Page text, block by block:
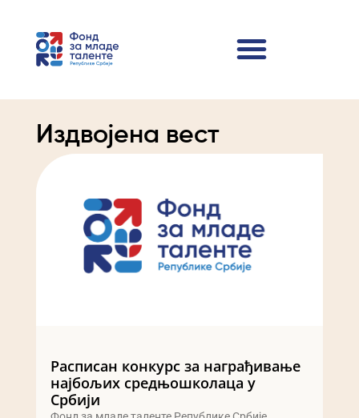
Издвојена вест
Расписан конкурс за награђивање
најбољих средњошколаца у
Србији